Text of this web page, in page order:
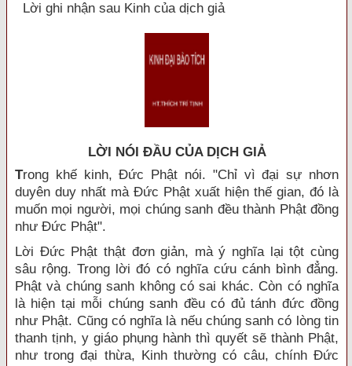
Lời ghi nhận sau Kinh của dịch giả
LỜI NÓI ÐẦU CỦA DỊCH GIẢ
Trong khế kinh, Đức Phật nói. "Chỉ vì đại sự nhơn
duyên duy nhất mà Đức Phật xuất hiện thế gian, đó là
muốn mọi người, mọi chúng sanh đều thành Phật đồng
như Đức Phật".
Lời Đức Phật thật đơn giản, mà ý nghĩa lại tột cùng
sâu rộng. Trong lời đó có nghĩa cứu cánh bình đẳng.
Phật và chúng sanh không có sai khác. Còn có nghĩa
là hiện tại mỗi chúng sanh đều có đủ tánh đức đồng
như Phật. Cũng có nghĩa là nếu chúng sanh có lòng tin
thanh tịnh, y giáo phụng hành thì quyết sẽ thành Phật,
như trong đại thừa, Kinh thường có câu, chính Đức